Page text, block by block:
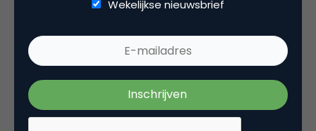
deze elementaire afknapper niet vergeten te
helemaal rond en beginnen we weer van
voren af aan.
17 november 2005 om 19:44
Wekelijkse nieuwsbrief